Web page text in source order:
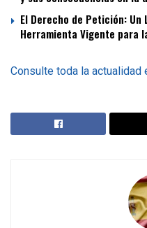
El Derecho de Petición:
Herramienta Vigente para
Consulte toda la actualidad